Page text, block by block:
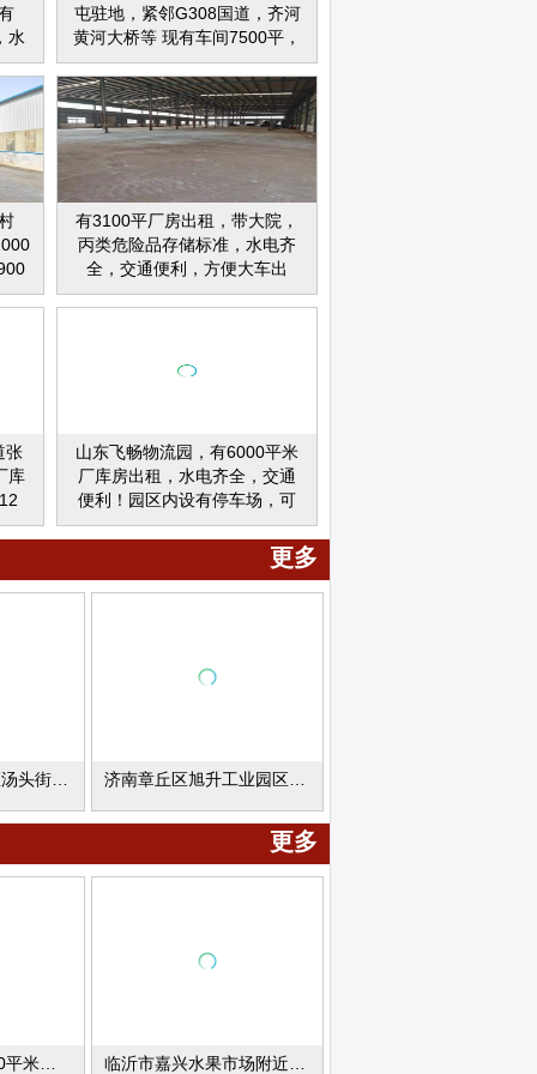
水
国
屯驻地，紧邻G308国道，齐河
黄河大桥等 现有车间7500平，
独院1000平，2000平各一处，
院内停车方便，水电齐全，交
通便利，手续齐全，有三相电
钢结构车间，车间可适用于机
械加 工，食品加工，仓储，办
公，钣金生产，组装，包装
等。 车辆出入方便，不受任何
限制，（污染行业勿扰），租
金适宜，价格面议，欢迎实地
考察，非诚勿扰！
齐
有3100平厂房出租，带大院，
丙类危险品存储标准，水电齐
全，交通便利，方便大车出
入，价格面议。位于日照市海
张
库
规
车
山东飞畅物流园，有6000平米
厂库房出租，水电齐全，交通
便利！园区内设有停车场，可
供大中小型车辆停放。可整体
出租，可分跨出租，租金面议
地址:高新区凤天路南首路东飞
畅物流园内
更多
山东临沂市河东区汤头街道综合楼、厂库房出租出售
更多
泰安市岱岳区1700平米厂库房出租